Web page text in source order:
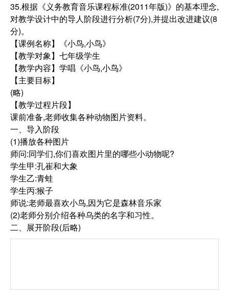
35.根据《义务教育音乐课程标准(2011年版)》的基本理念,
对教学设计中的导人阶段进行分析(7分),并提出改进建议(8
分)。
【课例名称】《小鸟,小鸟》
【教学对象】七年级学生
【教学内容】学唱《小鸟,小鸟》
【主要目标】
(略)
【教学过程片段】
课前准备,老师收集各种动物图片资料。
一、导入阶段
(1)播放各种图片
师问:同学们,你们喜欢图片里的哪些小动物呢?
学生甲:孔崔和大象
学生乙:青蛙
学生丙:猴子
师说:老师最喜欢小鸟,因为它是森林音乐家
(2)老师分别介绍各种乌类的名字和习性。
二、展开阶段(后略)